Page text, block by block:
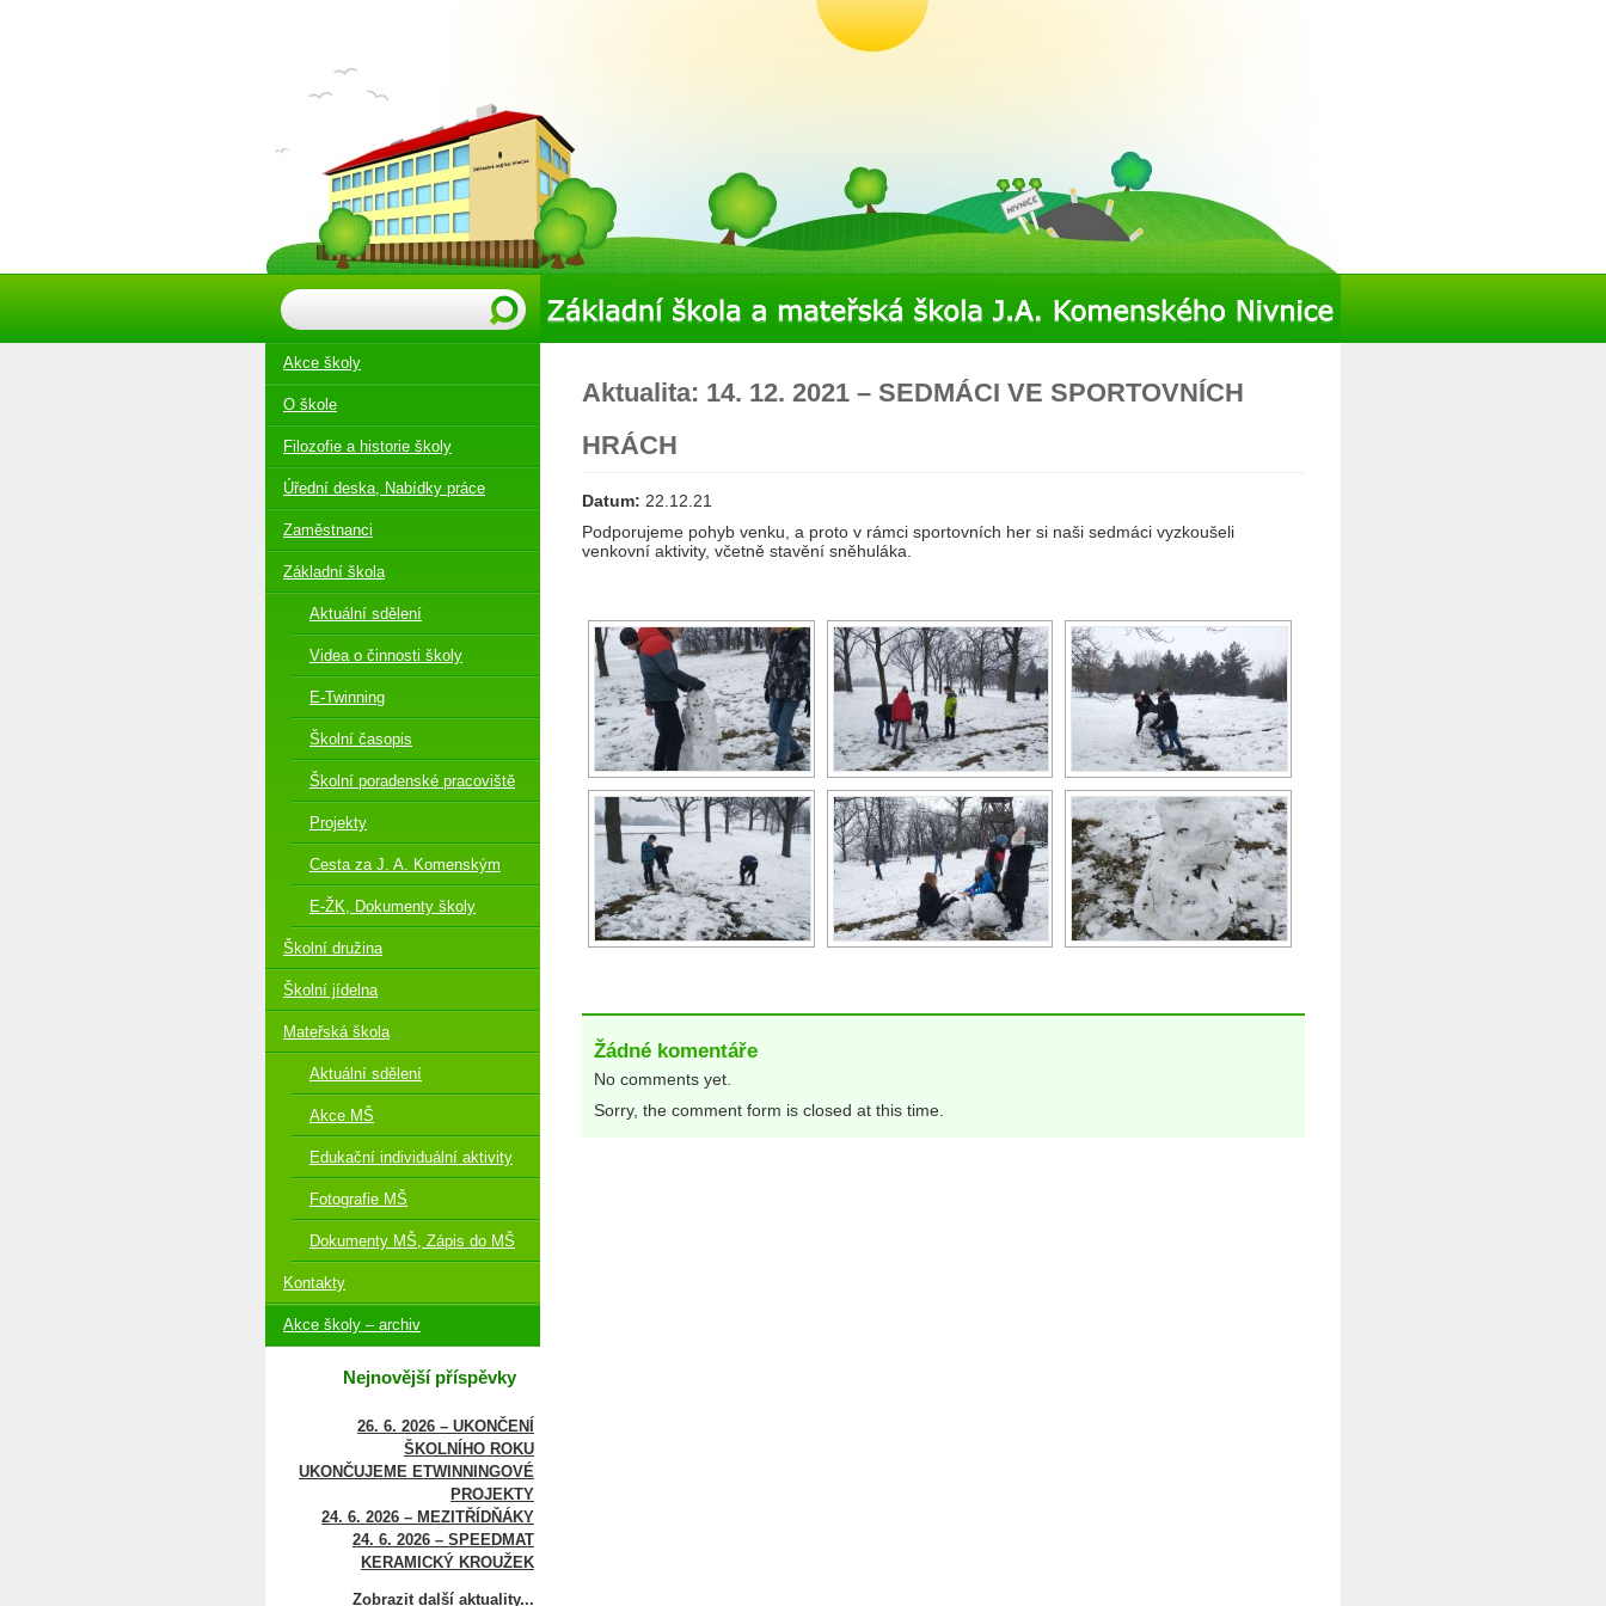
Aktualita: 14. 12. 2021 – SEDMÁCI VE SPORTOVNÍCH
HRÁCH
Datum: 22.12.21
Podporujeme pohyb venku, a proto v rámci sportovních her si naši sedmáci vyzkoušeli
venkovní aktivity, včetně stavění sněhuláka.
Žádné komentáře
No comments yet.
Sorry, the comment form is closed at this time.
Akce školy
O škole
Filozofie a historie školy
Úřední deska, Nabídky práce
Zaměstnanci
Základní škola
Aktuální sdělení
Videa o činnosti školy
E-Twinning
Školní časopis
Školní poradenské pracoviště
Projekty
Cesta za J. A. Komenským
E-ŽK, Dokumenty školy
Školní družina
Školní jídelna
Mateřská škola
Aktuální sdělení
Akce MŠ
Edukační individuální aktivity
Fotografie MŠ
Dokumenty MŠ, Zápis do MŠ
Kontakty
Akce školy – archiv
Nejnovější příspěvky
26. 6. 2026 – UKONČENÍ
ŠKOLNÍHO ROKU
UKONČUJEME ETWINNINGOVÉ
PROJEKTY
24. 6. 2026 – MEZITŘÍDŇÁKY
24. 6. 2026 – SPEEDMAT
KERAMICKÝ KROUŽEK
Zobrazit další aktuality...